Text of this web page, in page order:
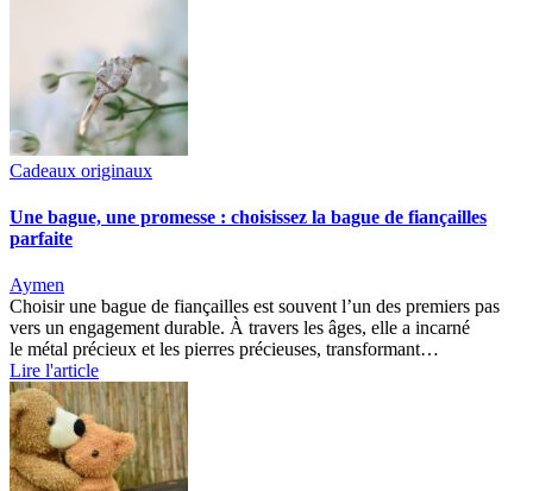
Cadeaux originaux
Une bague, une promesse : choisissez la bague de fiançailles
parfaite
Aymen
Choisir une bague de fiançailles est souvent l’un des premiers pas
vers un engagement durable. À travers les âges, elle a incarné
le métal précieux et les pierres précieuses, transformant…
Lire l'article